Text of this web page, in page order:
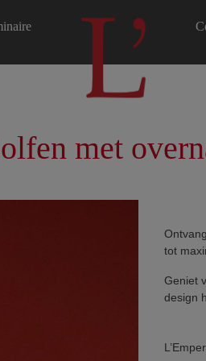
Accueil
met
tot
Geniet
design